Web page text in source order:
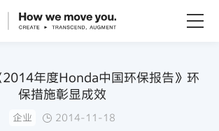
年度Honda中国环保报告》环
保措施彰显成效
企业 2014-11-18